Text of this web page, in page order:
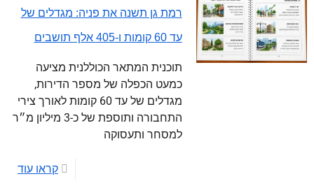
רמת גן תשנה את פניה: מגדלים של
עד 60 קומות ו-405 אלף תושבים
תוכנית המתאר הכוללנית מציעה
כמעט הכפלה של מספר הדירות,
מגדלים של עד 60 קומות לאורך צירי
התחבורה ותוספת של כ-3 מיליון מ״ר
למסחר ותעסוקה
קראו עוד